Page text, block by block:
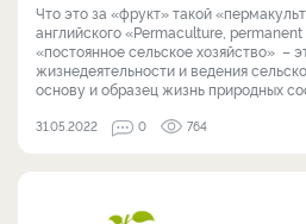
Что это за «фрукт» такой
английского «Permaculture,
«постоянное сельское хозяйство» –
жизнедеятельности и ведения
основу и образец жизнь природных
31.05.2022 0 764